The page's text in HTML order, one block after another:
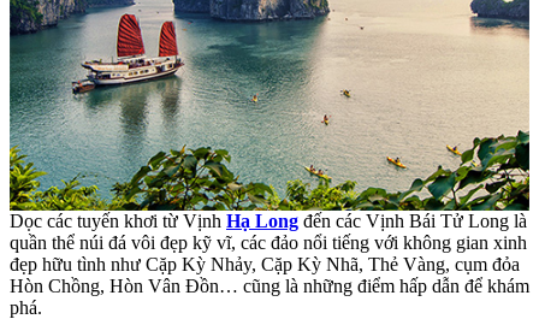
Dọc các tuyến khơi từ Vịnh Hạ Long đến các Vịnh Bái Tử Long là
quần thể núi đá vôi đẹp kỹ vĩ, các đảo nổi tiếng với không gian xinh
đẹp hữu tình như Cặp Kỳ Nhảy, Cặp Kỳ Nhã, Thẻ Vàng, cụm đỏa
Hòn Chồng, Hòn Vân Đồn… cũng là những điểm hấp dẫn để khám
phá.